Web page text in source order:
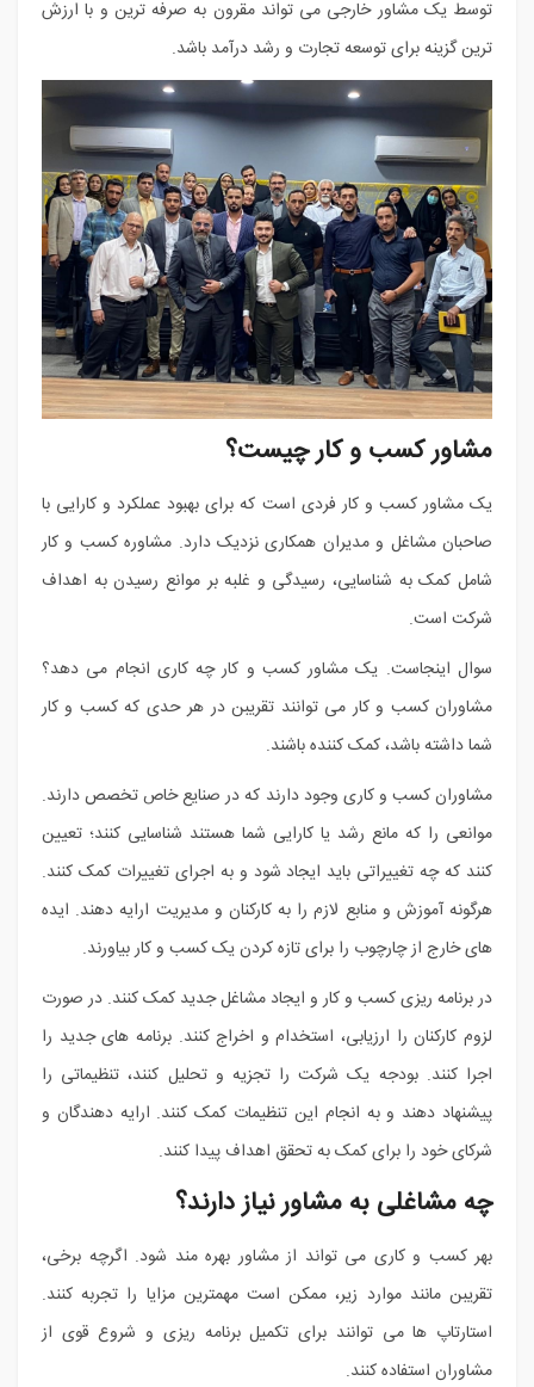
توسط یک مشاور خارجی می تواند مقرون به صرفه ترین و با ارزش
ترین گزینه برای توسعه تجارت و رشد درآمد باشد.
مشاور کسب و کار چیست؟
یک مشاور کسب و کار فردی است که برای بهبود عملکرد و کارایی با
صاحبان مشاغل و مدیران همکاری نزدیک دارد. مشاوره کسب و کار
شامل کمک به شناسایی، رسیدگی و غلبه بر موانع رسیدن به اهداف
شرکت است.
سوال اینجاست. یک مشاور کسب و کار چه کاری انجام می دهد؟
مشاوران کسب و کار می توانند تقریبن در هر حدی که کسب و کار
شما داشته باشد، کمک کننده باشند.
مشاوران کسب و کاری وجود دارند که در صنایع خاص تخصص دارند.
موانعی را که مانع رشد یا کارایی شما هستند شناسایی کنند؛ تعیین
کنند که چه تغییراتی باید ایجاد شود و به اجرای تغییرات کمک کنند.
هرگونه آموزش و منابع لازم را به کارکنان و مدیریت ارایه دهند. ایده
های خارج از چارچوب را برای تازه کردن یک کسب و کار بیاورند.
در برنامه ریزی کسب و کار و ایجاد مشاغل جدید کمک کنند. در صورت
لزوم کارکنان را ارزیابی، استخدام و اخراج کنند. برنامه های جدید را
اجرا کنند. بودجه یک شرکت را تجزیه و تحلیل کنند، تنظیماتی را
پیشنهاد دهند و به انجام این تنظیمات کمک کنند. ارایه دهندگان و
شرکای خود را برای کمک به تحقق اهداف پیدا کنند.
چه مشاغلی به مشاور نیاز دارند؟
بهر کسب و کاری می تواند از مشاور بهره مند شود. اگرچه برخی،
تقریبن مانند موارد زیر، ممکن است مهمترین مزایا را تجربه کنند.
استارتاپ ها می توانند برای تکمیل برنامه ریزی و شروع قوی از
مشاوران استفاده کنند.